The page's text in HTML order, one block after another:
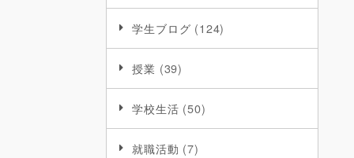
学生ブログ (124)
授業 (39)
学校生活 (50)
就職活動 (7)